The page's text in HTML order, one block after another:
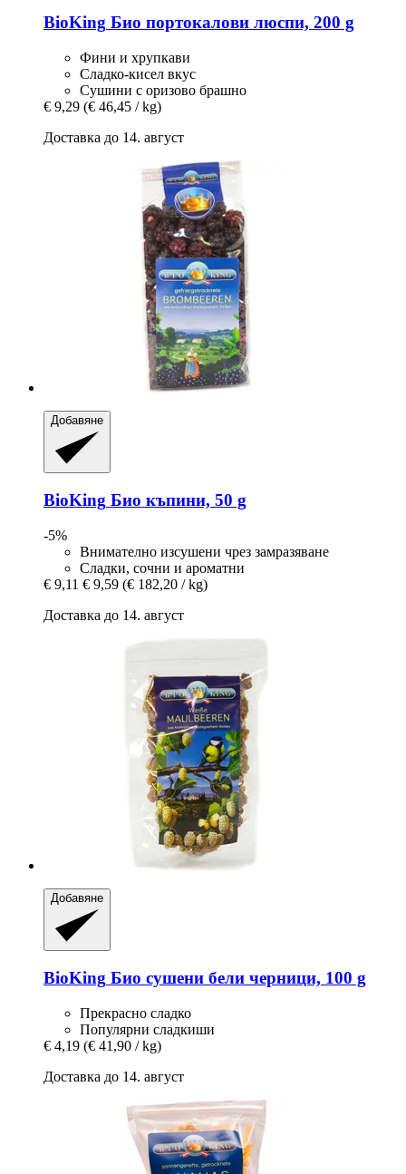
BioKing Био портокалови люспи, 200 g
Фини и хрупкави
Сладко-кисел вкус
Сушини с оризово брашно
€ 9,29 (€ 46,45 / kg)
Доставка до 14. август
Добавяне
BioKing Био къпини, 50 g
-5%
Внимателно изсушени чрез замразяване
Сладки, сочни и ароматни
€ 9,11 € 9,59 (€ 182,20 / kg)
Доставка до 14. август
Добавяне
BioKing Био сушени бели черници, 100 g
Прекрасно сладко
Популярни сладкиши
€ 4,19 (€ 41,90 / kg)
Доставка до 14. август